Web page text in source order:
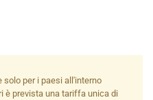
solo per i paesi all'interno
è prevista una tariffa unica di